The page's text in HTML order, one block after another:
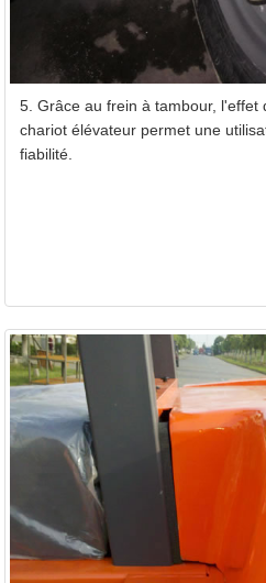
5. Grâce au frein à tambour, l'effet
chariot élévateur permet une
fiabilité.